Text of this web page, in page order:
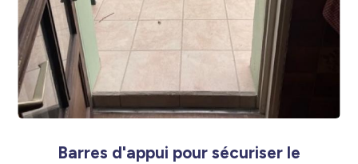
Barres d'appui pour sécuriser le